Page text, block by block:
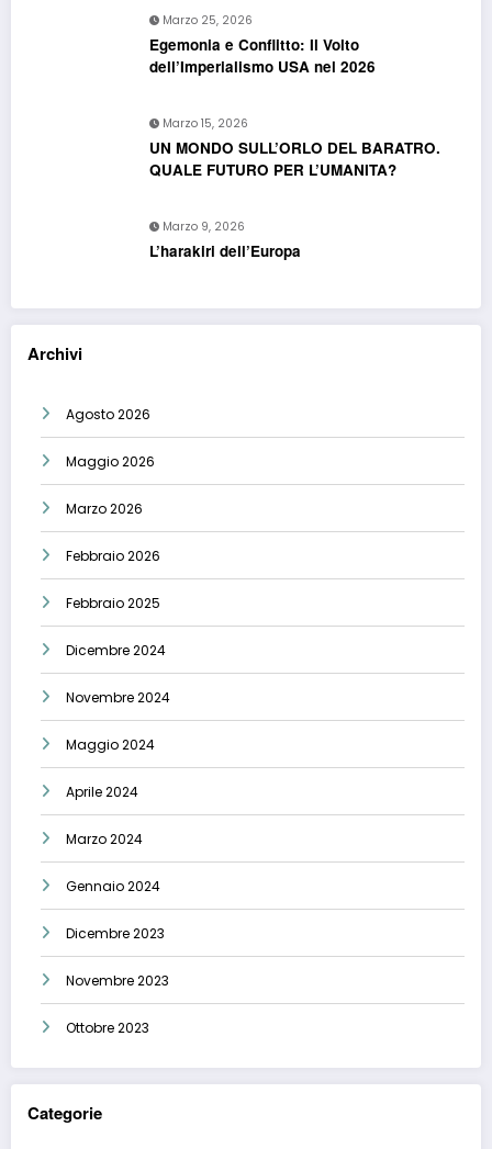
Marzo 25, 2026
Egemonia e Conflitto: Il Volto
dell’Imperialismo USA nel 2026
Marzo 15, 2026
UN MONDO SULL’ORLO DEL BARATRO.
QUALE FUTURO PER L’UMANITA?
Marzo 9, 2026
L’harakiri dell’Europa
Archivi
Agosto 2026
Maggio 2026
Marzo 2026
Febbraio 2026
Febbraio 2025
Dicembre 2024
Novembre 2024
Maggio 2024
Aprile 2024
Marzo 2024
Gennaio 2024
Dicembre 2023
Novembre 2023
Ottobre 2023
Categorie